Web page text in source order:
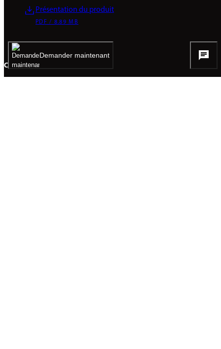
Présentation du produit
PDF / 8.89 MB
COMPÉTENCES
Demander maintenant